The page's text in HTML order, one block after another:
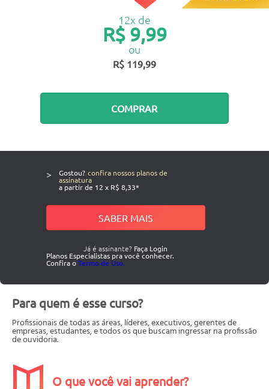
R$ 119,99
12x de
R$ 9,99
ou
COMPRAR
> Gostou? confira nossos planos de
assinatura
a partir de 12 x R$ 8,33*
SABER MAIS
Já é assinante? Faça Login
Planos Especialistas pra você conhecer.
Confira oTermo de Uso.
Para quem é esse curso?
Profissionais de todas as áreas, líderes, executivos, gerentes de
empresas, estudantes, e todos os que buscam ingressar na profissão
de ouvidoria.
O que você vai aprender?